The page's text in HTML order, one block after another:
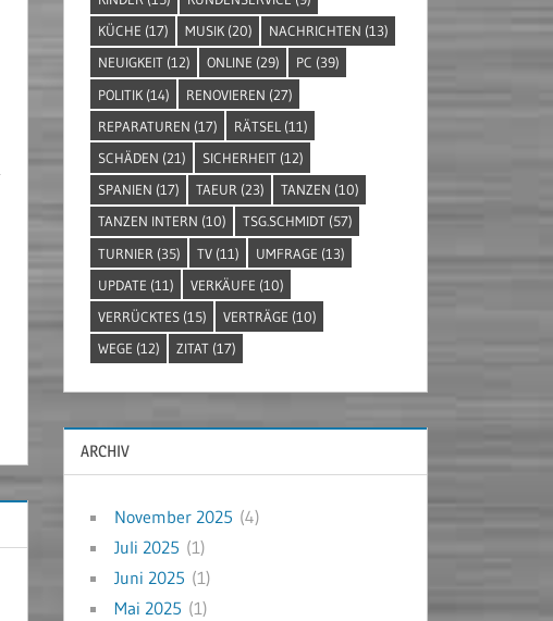
KÜCHE (17) MUSIK(20) NACHRICHTEN (13)
NEUIGKEIT(12) ONLINE (29) PC (39)
POLITIK(14) RENOVIEREN (27)
REPARATUREN (17) RÄTSEL (11)
SCHÄDEN (21) SICHERHEIT(12)
SPANIEN (17) TAEUR(23) TANZEN (10)
TANZEN INTERN (10) TSG.SCHMIDT(57)
TURNIER (35) TV(11) UMFRAGE (13)
UPDATE (11) VERKÄUFE (10)
VERRÜCKTES(15) VERTRÄGE (10)
WEGE (12) ZITAT(17)
ARCHIV
November 2025 (4)
Juli 2025 (1)
Juni 2025 (1)
Mai 2025 (1)